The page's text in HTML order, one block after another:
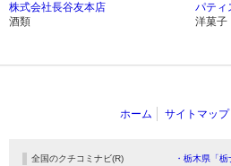
株式会社長谷友本店
酒類
パティ
洋菓子
ホーム サイトマップ
全国のクチコミナビ(R) ・栃木県「栃